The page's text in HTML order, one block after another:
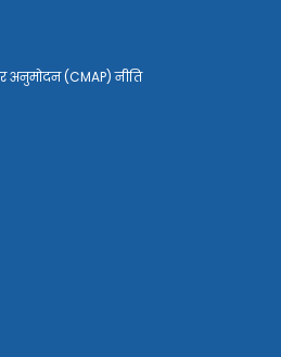
अनुमोदन (CMAP) नीति